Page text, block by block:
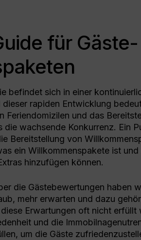
Steigern Sie Ihren Traffic mit
PPC
für Gäste-
befindet sich in einer
dieser rapiden Entwicklung
Feriendomizilen und das
die wachsende Konkurrenz. Ein
Bereitstellung von
ein Willkommenspakete ist
hinzufügen können.
die Gästebewertungen haben
mehr erwarten und dazu
Erwartungen oft nicht erfüllt
und die
um die Gäste